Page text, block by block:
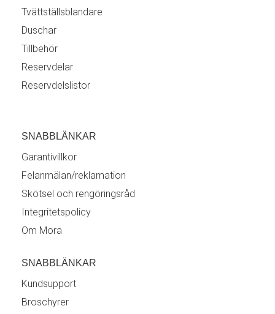
Tvättställsblandare
Duschar
Tillbehör
Reservdelar
Reservdelslistor
SNABBLÄNKAR
Garantivillkor
Felanmälan/reklamation
Skötsel och rengöringsråd
Integritetspolicy
Om Mora
SNABBLÄNKAR
Kundsupport
Broschyrer